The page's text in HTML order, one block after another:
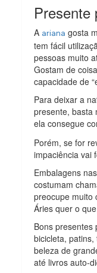
Presente
A ariana gosta
tem fácil
pessoas muito
Gostam de
capacidade de
Para deixar a
presente, basta
ela consegue
Porém, se for
impaciência vai
Embalagens
costumam
preocupe muito
Áries quer o
Bons presentes
bicicleta,
beleza de
até livros auto-